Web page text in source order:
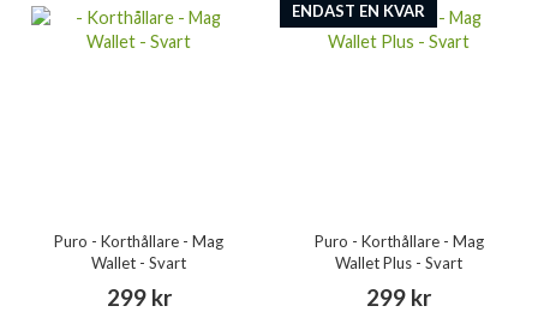
Puro - Korthållare - Mag
Wallet - Svart
299 kr
ENDAST EN KVAR
Puro - Korthållare - Mag
Wallet Plus - Svart
299 kr